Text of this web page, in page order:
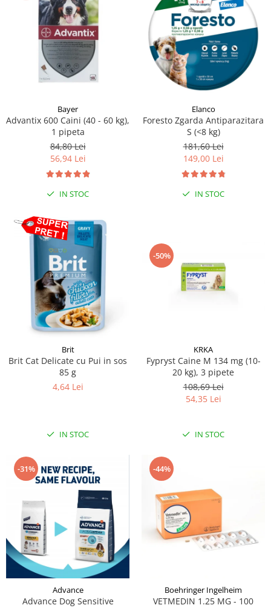
Bayer
Advantix 600 Caini (40 - 60 kg),
1 pipeta
84,80 Lei
56,94 Lei
IN STOC
Elanco
Foresto Zgarda Antiparazitara
S (<8 kg)
181,60 Lei
149,00 Lei
IN STOC
Brit
Brit Cat Delicate cu Pui in sos
85 g
4,64 Lei
IN STOC
-50%
KRKA
Fypryst Caine M 134 mg (10-
20 kg), 3 pipete
108,69 Lei
54,35 Lei
IN STOC
-31%
Advance
Advance Dog Sensitive
-44%
Boehringer Ingelheim
VETMEDIN 1.25 MG - 100